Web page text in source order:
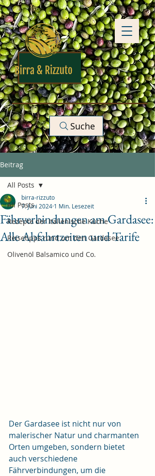
Suche
Beitrag
All Posts
Rezepte der Italienische Küche
Reisetipps rund um den Gardasee
Olivenöl Balsamico und Co.
All Posts
Fährverbindungen am Gardasee:
Alle Abfahrtzeiten und Tarife
birra-rizzuto
7. Juni 2024 1 Min. Lesezeit
Der Gardasee ist nicht nur von
malerischer Natur und charmanten
Orten umgeben, sondern bietet
auch verschiedene
Fährverbindungen, um die